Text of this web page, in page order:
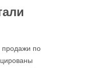
продажи по